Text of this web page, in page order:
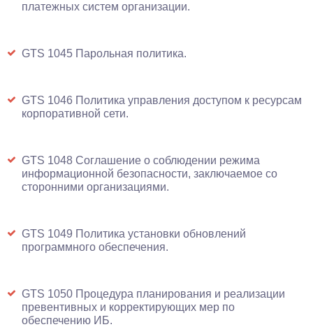
платежных систем организации.
GTS 1045 Парольная политика.
GTS 1046 Политика управления доступом к ресурсам
корпоративной сети.
GTS 1048 Соглашение о соблюдении режима
информационной безопасности, заключаемое со
сторонними организациями.
GTS 1049 Политика установки обновлений
программного обеспечения.
GTS 1050 Процедура планирования и реализации
превентивных и корректирующих мер по
обеспечению ИБ.